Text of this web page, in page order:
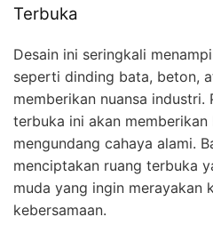
Terbuka
Desain ini seringkali
seperti dinding bata, beton,
memberikan nuansa industri.
terbuka ini akan memberikan
mengundang cahaya alami.
menciptakan ruang terbuka
muda yang ingin merayakan
kebersamaan.